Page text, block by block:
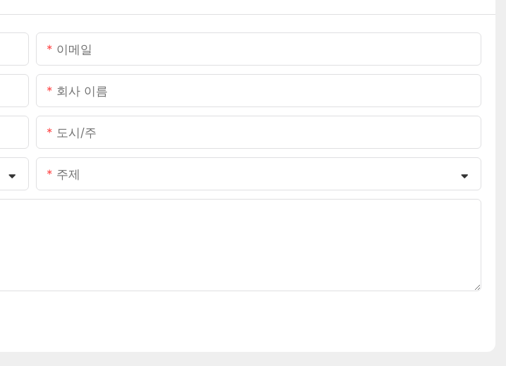
이메일
회사 이름
도시/주
주제